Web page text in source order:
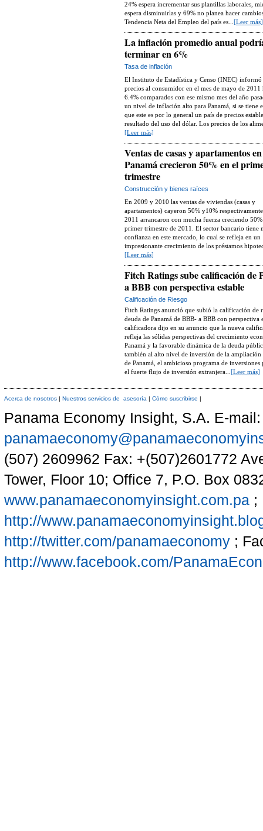
24% espera incrementar sus plantillas laborales,
espera disminuirlas y 69% no planea hacer
Tendencia Neta del Empleo del país es... [Leer más]
La inflación promedio anual
terminar en 6%
Tasa de inflación
El Instituto de Estadística y Censo (INEC) informó
precios al consumidor en el mes de mayo de 2011
6.4% comparados con ese mismo mes del año
un nivel de inflación alto para Panamá, si se tiene
que este es por lo general un país de precios
resultado del uso del dólar. Los precios de los
[Leer más]
Ventas de casas y apartamentos en
Panamá crecieron 50% en el
trimestre
Construcción y bienes raíces
En 2009 y 2010 las ventas de viviendas (casas y
apartamentos) cayeron 50% y10%
2011 arrancaron con mucha fuerza creciendo
primer trimestre de 2011. El sector bancario tiene
confianza en este mercado, lo cual se refleja en un
impresionante crecimiento de los préstamos
[Leer más]
Fitch Ratings sube calificación de
a BBB con perspectiva estable
Calificación de Riesgo
Fitch Ratings anunció que subió la calificación de
deuda de Panamá de BBB- a BBB con perspectiva
calificadora dijo en su anuncio que la nueva
refleja las sólidas perspectivas del crecimiento
Panamá y la favorable dinámica de la deuda
también al alto nivel de inversión de la ampliación
de Panamá, el ambicioso programa de inversiones
el fuerte flujo de inversión extranjera... [Leer más]
Acerca de nosotros| Nuestros servicios de asesoría | Cómo suscribirse |
Panama Economy Insight, S.A. E-mail:
(507) 2609962 Fax: +(507)2601772
Tower, Floor 10; Office 7, P.O. Box
www.panamaeconomyinsight.com.pa;
http://
http://twitter.com/panamaeconomy;
http://www.facebook.com/